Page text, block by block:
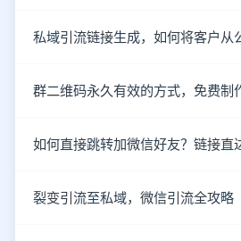
私域引流链接生成，如何将客户从
群二维码永久有效的方式，免费制
如何直接跳转加微信好友？链接直
裂变引流至私域，微信引流全攻略